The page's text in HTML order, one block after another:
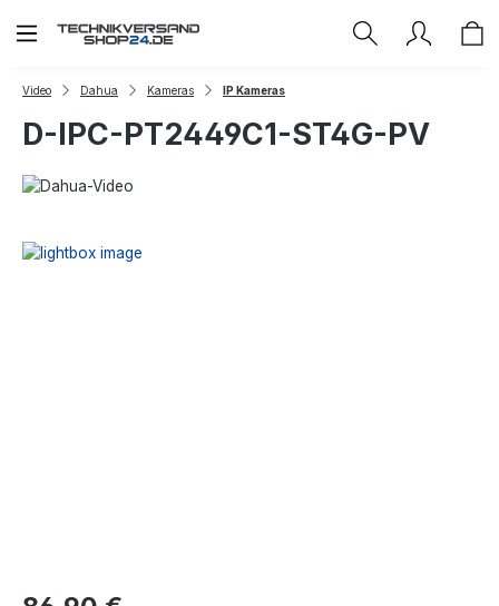
Zum Hauptinhalt springen
Video Dahua Kameras IP Kameras
D-IPC-PT2449C1-ST4G-PV
Regulärer Preis: